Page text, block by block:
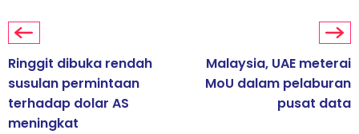
Ringgit dibuka rendah
susulan permintaan
terhadap dolar AS
meningkat
Malaysia, UAE meterai
MoU dalam pelaburan
pusat data